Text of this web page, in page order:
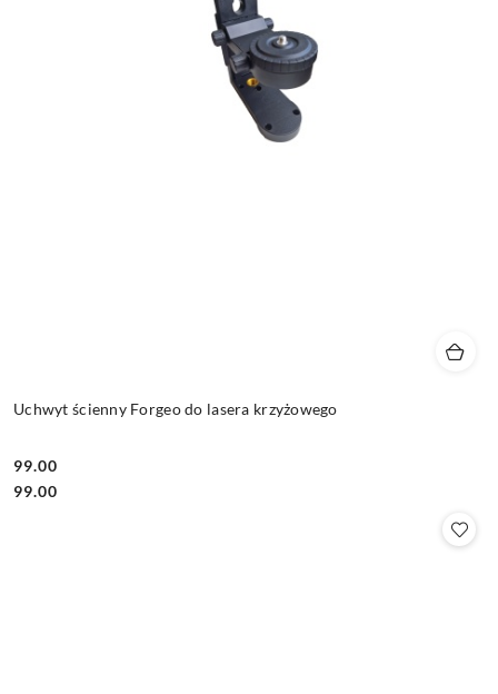
Uchwyt ścienny Forgeo do lasera krzyżowego
Cena:
99.00
Cena:
99.00